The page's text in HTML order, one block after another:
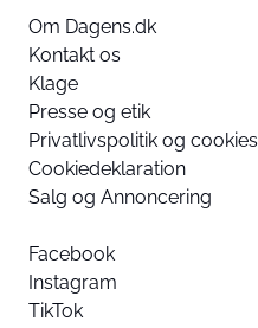
Om Dagens.dk
Kontakt os
Klage
Presse og etik
Privatlivspolitik og cookies
Cookiedeklaration
Salg og Annoncering
Facebook
Instagram
TikTok